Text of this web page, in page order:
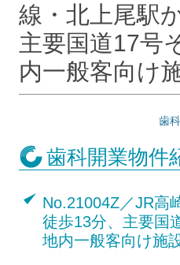
線・北上尾駅
主要国道17号
内一般客向け
歯
歯科開業物件
No.21004Z／JR高
徒歩13分、主要国
地内一般客向け施